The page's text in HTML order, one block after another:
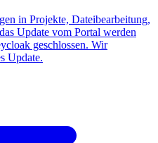
in Projekte, Dateibearbeitung,
Update vom Portal werden
geschlossen. Wir
Update.